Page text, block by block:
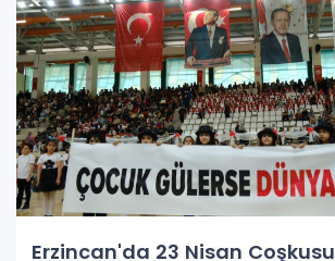
Erzincan'da 23 Nisan Coşkusu